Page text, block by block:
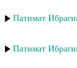
Патимат
Патимат